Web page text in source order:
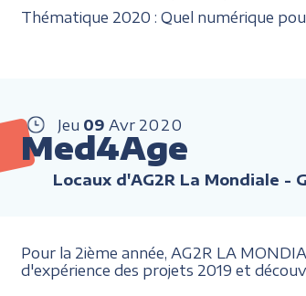
Thématique 2020 : Quel numérique
Jeu 09 Avr 2020
Med4Age
Locaux d'AG2R La Mondiale -
Pour la 2ième année, AG2R LA
d'expérience des projets 2019 et